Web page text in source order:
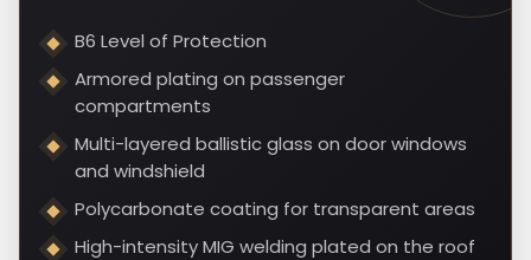
B6 Level of Protection
Armored plating on passenger
compartments
Multi-layered ballistic glass on door windows
and windshield
Polycarbonate coating for transparent areas
High-intensity MIG welding plated on the roof